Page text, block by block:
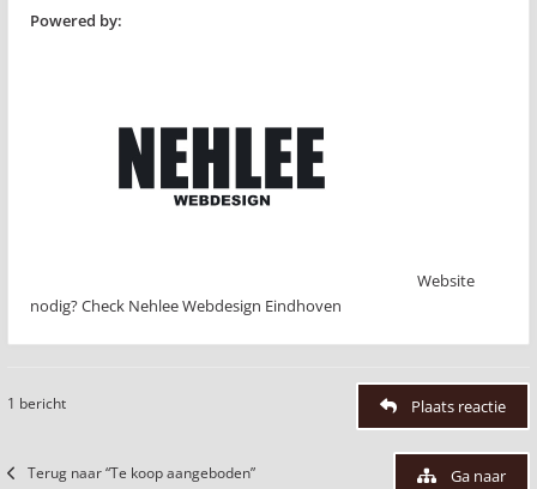
Powered by:
Website
nodig? Check Nehlee Webdesign Eindhoven
1 bericht Plaats reactie
Terug naar “Te koop aangeboden” Ga naar